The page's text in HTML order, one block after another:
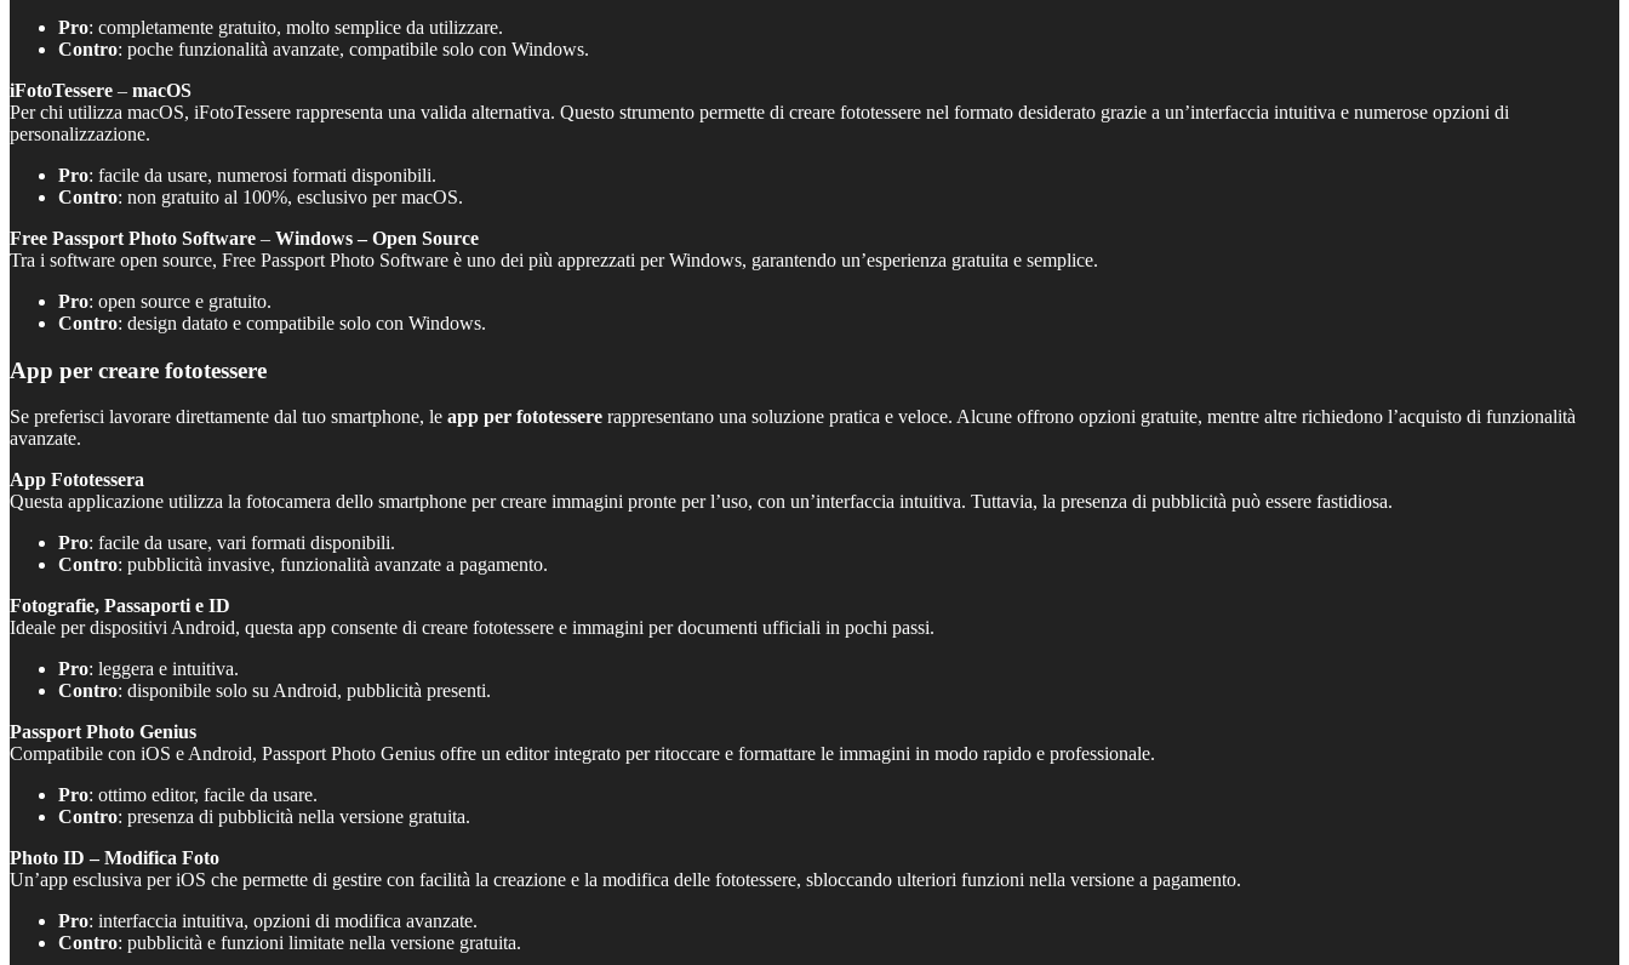
Pro: completamente gratuito, molto semplice da utilizzare.
Contro: poche funzionalità avanzate, compatibile solo con Windows.
iFotoTessere – macOS
Per chi utilizza macOS, iFotoTessere rappresenta una valida alternativa. Questo strumento permette di creare fototessere nel formato desiderato grazie a un’interfaccia intuitiva e numerose opzioni di
personalizzazione.
Pro: facile da usare, numerosi formati disponibili.
Contro: non gratuito al 100%, esclusivo per macOS.
Free Passport Photo Software – Windows – Open Source
Tra i software open source, Free Passport Photo Software è uno dei più apprezzati per Windows, garantendo un’esperienza gratuita e semplice.
Pro: open source e gratuito.
Contro: design datato e compatibile solo con Windows.
App per creare fototessere
Se preferisci lavorare direttamente dal tuo smartphone, le app per fototessere rappresentano una soluzione pratica e veloce. Alcune offrono opzioni gratuite, mentre altre richiedono l’acquisto di funzionalità
avanzate.
App Fototessera
Questa applicazione utilizza la fotocamera dello smartphone per creare immagini pronte per l’uso, con un’interfaccia intuitiva. Tuttavia, la presenza di pubblicità può essere fastidiosa.
Pro: facile da usare, vari formati disponibili.
Contro: pubblicità invasive, funzionalità avanzate a pagamento.
Fotografie, Passaporti e ID
Ideale per dispositivi Android, questa app consente di creare fototessere e immagini per documenti ufficiali in pochi passi.
Pro: leggera e intuitiva.
Contro: disponibile solo su Android, pubblicità presenti.
Passport Photo Genius
Compatibile con iOS e Android, Passport Photo Genius offre un editor integrato per ritoccare e formattare le immagini in modo rapido e professionale.
Pro: ottimo editor, facile da usare.
Contro: presenza di pubblicità nella versione gratuita.
Photo ID – Modifica Foto
Un’app esclusiva per iOS che permette di gestire con facilità la creazione e la modifica delle fototessere, sbloccando ulteriori funzioni nella versione a pagamento.
Pro: interfaccia intuitiva, opzioni di modifica avanzate.
Contro: pubblicità e funzioni limitate nella versione gratuita.